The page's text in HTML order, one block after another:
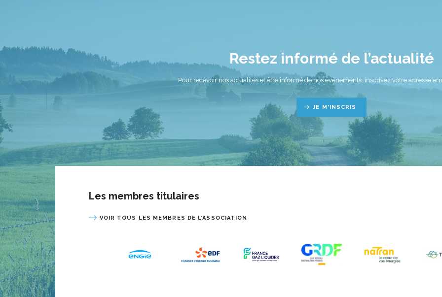
Restez informé de l’actualité
Pour recevoir nos actualités et être informé de nos événements, inscrivez votre adresse
JE M'INSCRIS
Les membres titulaires
VOIR TOUS LES MEMBRES DE L’ASSOCIATION